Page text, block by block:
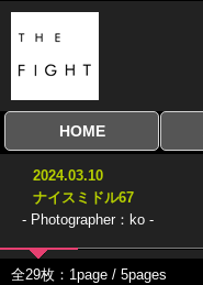
HOME
全興行を表示
ナイスミドル
アマチュアキック
協議会
全日本学生キック
建武館キッズ大会
Bigbang
おやじファイト
2024.03.10
ナイスミドル67
- Photographer：ko -
全29枚：1page / 5pages